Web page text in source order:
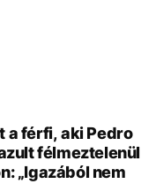
a férfi, aki Pedro
félmeztelenül
„Igazából nem